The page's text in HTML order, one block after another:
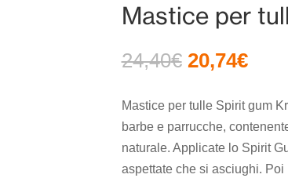
Mastice per
24,40€ Il
originale
era:
24,40€.
20,74€Il
è:
Mastice per tulle Spirit gum
barbe e parrucche,
naturale. Applicate lo Spirit
aspettate che si asciughi.